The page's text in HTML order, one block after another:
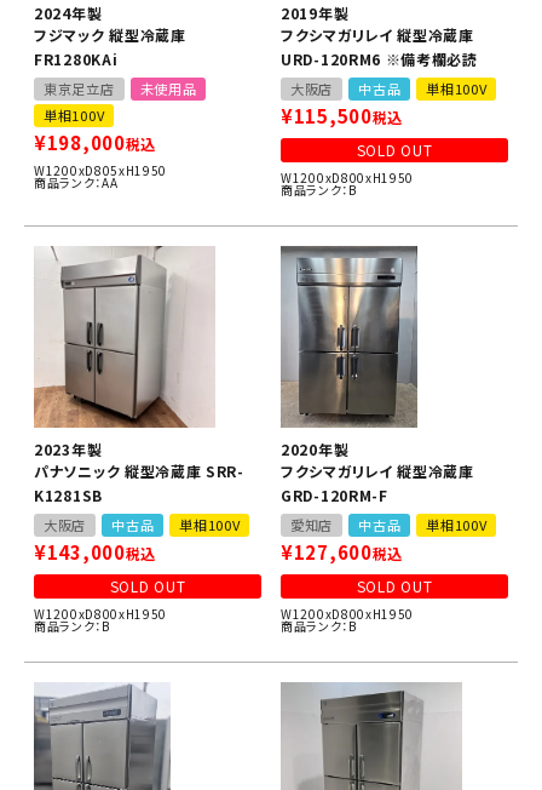
2024年製
フジマック 縦型冷蔵庫
FR1280KAi
東京足立店
未使用品
単相100V
¥198,000税込
W1200xD805xH1950
商品ランク：AA
2019年製
フクシマガリレイ 縦型冷蔵庫
URD-120RM6 ※備考欄必読
大阪店 中古品 単相100V
¥115,500税込
SOLD OUT
W1200xD800xH1950
商品ランク：B
2023年製
パナソニック 縦型冷蔵庫 SRR-
K1281SB
大阪店 中古品 単相100V
¥143,000税込
SOLD OUT
W1200xD800xH1950
商品ランク：B
2020年製
フクシマガリレイ 縦型冷蔵庫
GRD-120RM-F
愛知店 中古品 単相100V
¥127,600税込
SOLD OUT
W1200xD800xH1950
商品ランク：B